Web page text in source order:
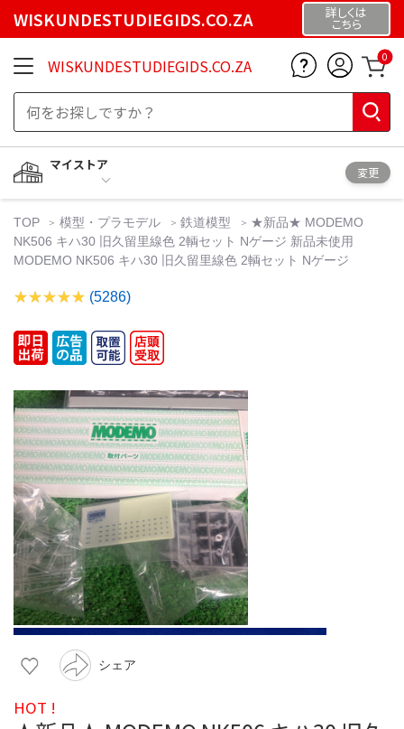
WISKUNDESTUDIEGIDS.CO.ZA 詳しくは
こちら
WISKUNDESTUDIEGIDS.CO.ZA 0
マイストア
変更
TOP 模型・プラモデル 鉄道模型
★新品★ MODEMO
NK506 キハ30 旧久留里線色 2輌セット Nゲージ 新品未使用
MODEMO NK506 キハ30 旧久留里線色 2輌セット Nゲージ
(5286)
シェア
HOT !